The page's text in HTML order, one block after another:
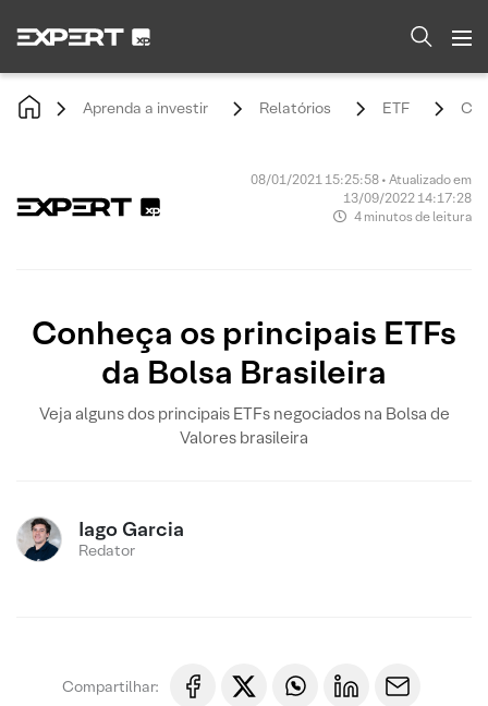
Aprenda a investir Relatórios ETF
08/01/2021 15:25:58 • Atualizado em
13/09/2022 14:17:28
4 minutos de leitura
Conheça os principais ETFs
da Bolsa Brasileira
Veja alguns dos principais ETFs negociados na Bolsa de
Valores brasileira
Iago Garcia
Redator
Compartilhar: